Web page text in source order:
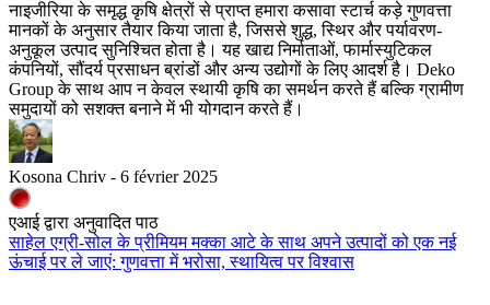
नाइजीरिया के समृद्ध कृषि क्षेत्रों से प्राप्त हमारा कसावा स्टार्च कड़े गुणवत्ता
मानकों के अनुसार तैयार किया जाता है, जिससे शुद्ध, स्थिर और पर्यावरण-
अनुकूल उत्पाद सुनिश्चित होता है। यह खाद्य निर्माताओं, फार्मास्युटिकल
कंपनियों, सौंदर्य प्रसाधन ब्रांडों और अन्य उद्योगों के लिए आदर्श है। Deko
Group के साथ आप न केवल स्थायी कृषि का समर्थन करते हैं बल्कि ग्रामीण
समुदायों को सशक्त बनाने में भी योगदान करते हैं।
Kosona Chriv - 6 février 2025
एआई द्वारा अनुवादित पाठ
साहेल एग्री-सोल के प्रीमियम मक्का आटे के साथ अपने उत्पादों को एक नई
ऊंचाई पर ले जाएं: गुणवत्ता में भरोसा, स्थायित्व पर विश्वास